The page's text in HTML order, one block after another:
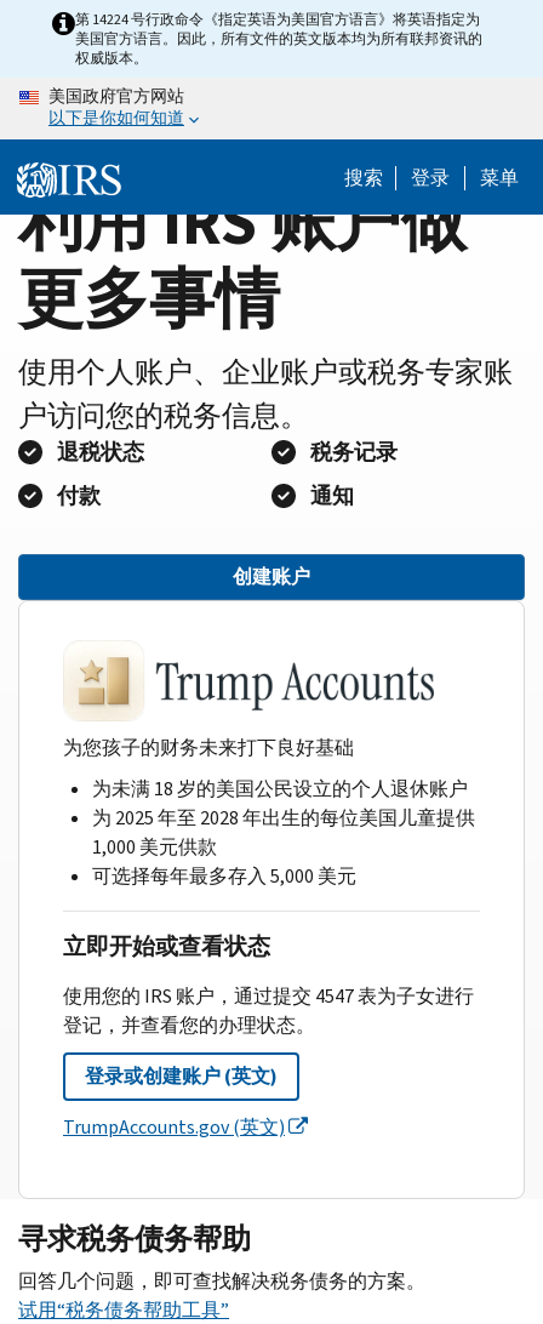
content
Home第 14224 号行政命令《指定英语为美国官方语言》将英语指定为
美国官方语言。因此，所有文件的英文版本均为所有联邦资讯的
权威版本。
美国政府官方网站
以下是你如何知道
搜索 登录 菜单
利用 IRS 账户做
更多事情
使用个人账户、企业账户或税务专家账
户访问您的税务信息。
退税状态
税务记录
付款
通知
创建账户
为您孩子的财务未来打下良好基础
为未满 18 岁的美国公民设立的个人退休账户
为 2025 年至 2028 年出生的每位美国儿童提供
1,000 美元供款
可选择每年最多存入 5,000 美元
立即开始或查看状态
使用您的 IRS 账户，通过提交 4547 表为子女进行
登记，并查看您的办理状态。
登录或创建账户 (英文)
TrumpAccounts.gov (英文)
寻求税务债务帮助
回答几个问题，即可查找解决税务债务的方案。
试用“税务债务帮助工具”